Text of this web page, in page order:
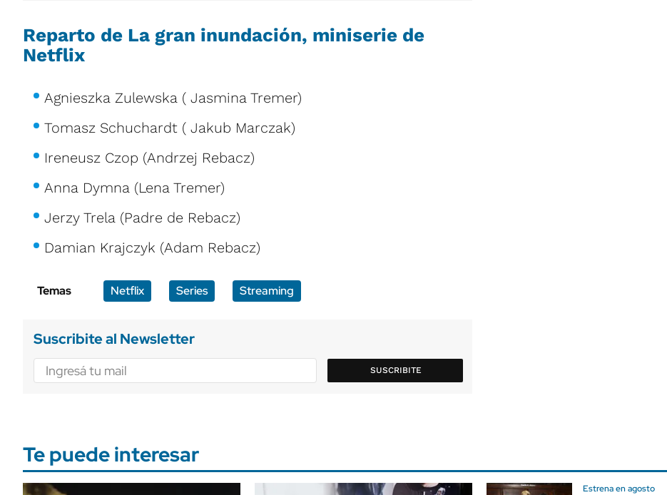
Reparto de La gran inundación, miniserie de
Netflix
Agnieszka Zulewska ( Jasmina Tremer)
Tomasz Schuchardt ( Jakub Marczak)
Ireneusz Czop (Andrzej Rebacz)
Anna Dymna (Lena Tremer)
Jerzy Trela (Padre de Rebacz)
Damian Krajczyk (Adam Rebacz)
Temas Netflix Series Streaming
Suscribite al Newsletter
SUSCRIBITE
Te puede interesar
Estrena en agosto